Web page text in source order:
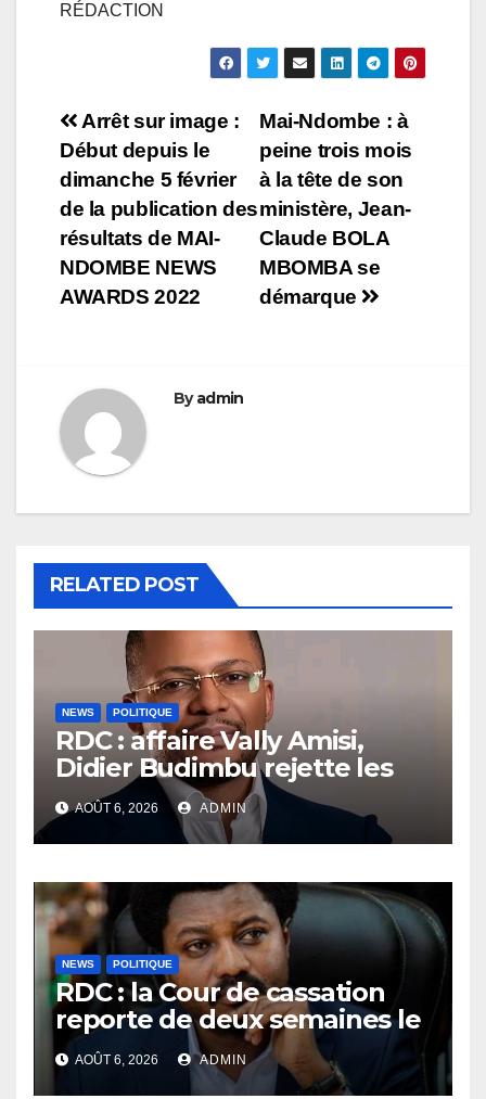
RÉDACTION
Navigation
de
l’article
Mai-Ndombe : à
peine trois mois
à la tête de son
ministère, Jean-
Claude BOLA
MBOMBA se
démarque
Arrêt sur image :
Début depuis le
dimanche 5 février
de la publication des
résultats de MAI-
NDOMBE NEWS
AWARDS 2022
Byadmin
RELATED POST
NEWS POLITIQUE
RDC : affaire Vally Amisi,
Didier Budimbu rejette les
accusations et appelle à
laisser la justice établir la
vérité
AOÛT 6, 2026 ADMIN
NEWS POLITIQUE
RDC : la Cour de cassation
reporte de deux semaines le
procès Frivao
AOÛT 6, 2026 ADMIN